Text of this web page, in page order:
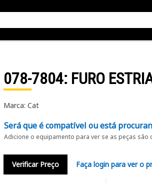
078-7804: FURO
Marca: Cat
Será que é compatível ou está
Adicione o equipamento para ver se as peças
Verificar Preço Faça login para ver o